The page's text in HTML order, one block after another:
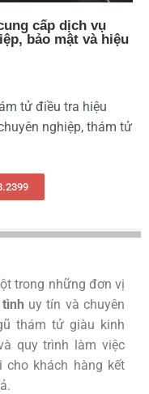
cấp dịch vụ
bảo mật và hiệu
tử điều tra hiệu
nghiệp, thám tử
trong những đơn vị
uy tín và chuyên
thám tử giàu kinh
quy trình làm việc
cho khách hàng kết